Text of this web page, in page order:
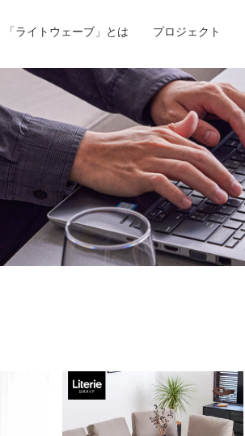
「ライトウェーブ」とは プロジェクト